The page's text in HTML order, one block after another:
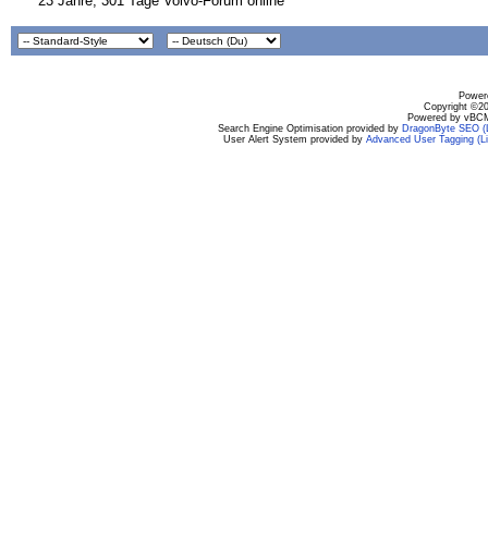
Copyright
Powered by
Search Engine Optimisation provided by DragonByte SEO
User Alert System provided by Advanced User Tagging